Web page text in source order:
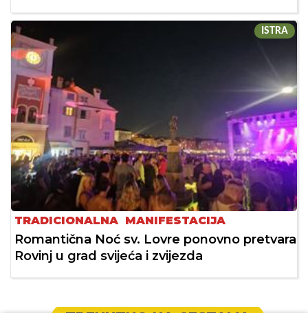
ISTRA
TRADICIONALNA MANIFESTACIJA
Romantična Noć sv. Lovre ponovno pretvara
Rovinj u grad svijeća i zvijezda